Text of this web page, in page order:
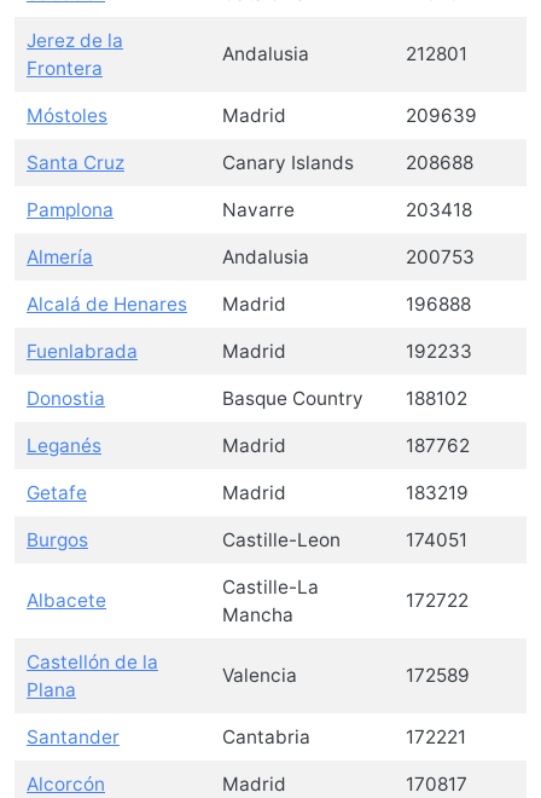
Jerez de la
Frontera
Andalusia 212801
Móstoles Madrid 209639
Santa Cruz Canary Islands 208688
Pamplona Navarre 203418
Almería Andalusia 200753
Alcalá de Henares Madrid 196888
Fuenlabrada Madrid 192233
Donostia Basque Country 188102
Leganés Madrid 187762
Getafe Madrid 183219
Burgos Castille-Leon 174051
Albacete
Castille-La
Mancha
172722
Castellón de la
Plana
Valencia 172589
Santander Cantabria 172221
Alcorcón Madrid 170817